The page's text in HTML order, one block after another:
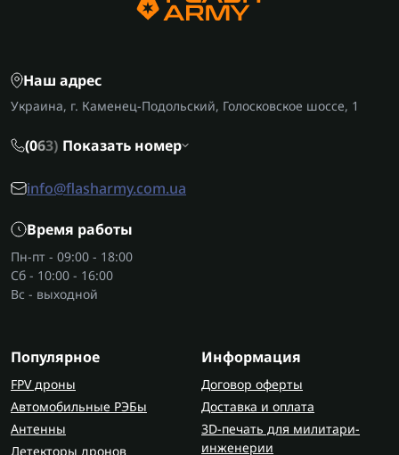
проходов, проверки территорий или объектов
на наличие взрывчатки. Незаменимы при
Благодаря портативной и легкой конструкции
снаряжения и приступить к работе.
Кто применяет саперные крюки и
кошки?
Чаще всего эти инструменты используют
военные инженеры, подразделения МЧС, а
Крюки кошки входят в стандартный набор
сапера вместе со шлемом, ремнями для
снаряжения и
тепловизионными приборами
военных, которые помогают оценить ситуацию в
темноте или дыму.
Наш адрес
Украина, г. Каменец-Подольский, Голосковское шоссе, 1
(063) Показать номер
info@flasharmy.com.ua
Время работы
Пн-пт - 09:00 - 18:00
Сб - 10:00 - 16:00
Вс - выходной
Популярное
FPV дроны
Автомобильные РЭБы
Антенны
Детекторы дронов
Информация
Договор оферты
Доставка и оплата
3D-печать для милитари-
инженерии